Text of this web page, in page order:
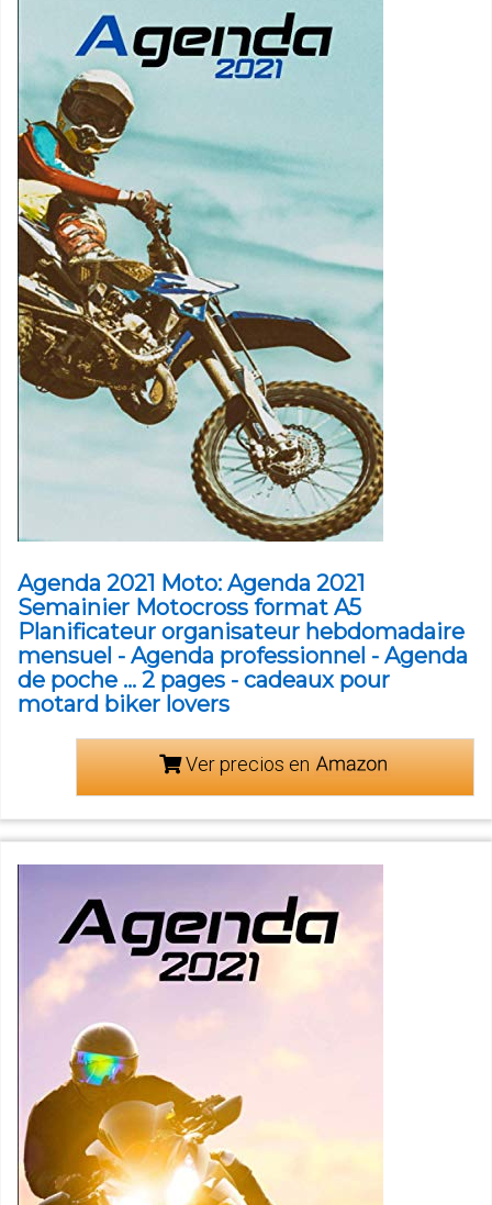
Agenda 2021 Moto: Agenda 2021
Semainier Motocross format A5
Planificateur organisateur hebdomadaire
mensuel - Agenda professionnel - Agenda
de poche ... 2 pages - cadeaux pour
motard biker lovers
Ver precios en